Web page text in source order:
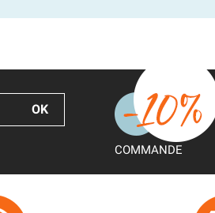
COMMANDE